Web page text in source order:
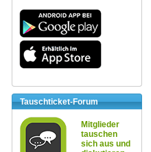
Tauschticket-Forum
Mitglieder
tauschen
sich aus und